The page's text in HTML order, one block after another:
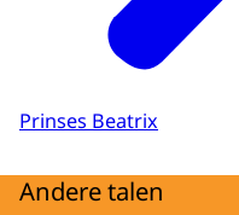
Prinses Beatrix
Andere talen